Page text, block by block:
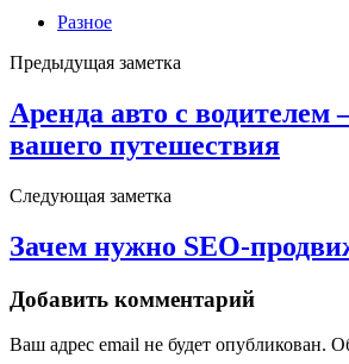
Разное
Предыдущая заметка
Аренда авто с
вашего путешествия
Следующая заметка
Зачем нужно SEO-
Добавить комментарий
Ваш адрес email не будет опубликован.